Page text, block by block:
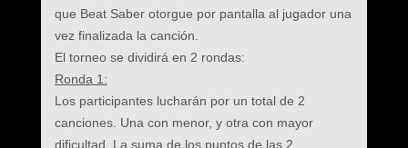
que Beat Saber otorgue por pantalla al jugador una
vez finalizada la canción.
El torneo se dividirá en 2 rondas:
Ronda 1:
Los participantes lucharán por un total de 2
canciones. Una con menor, y otra con mayor
dificultad. La suma de los puntos de las 2